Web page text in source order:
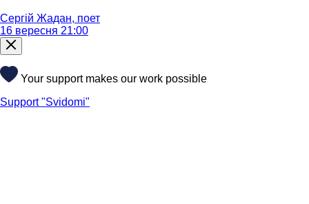
Сергій Жадан, поет
16 вересня 21:00
Your support makes our work possible
Support "Svidomi"